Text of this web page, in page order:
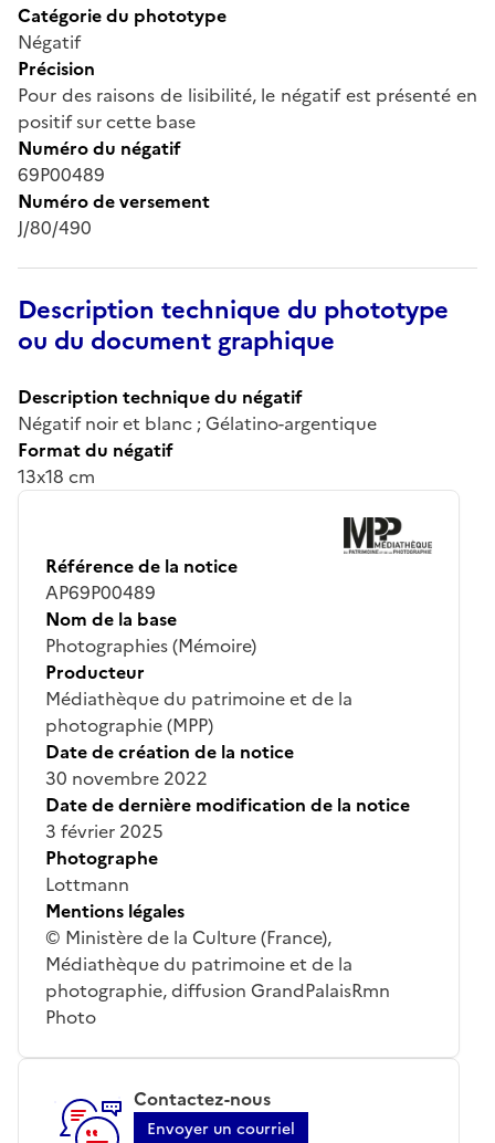
Catégorie du phototype
Négatif
Précision
Pour des raisons de lisibilité, le négatif est présenté en
positif sur cette base
Numéro du négatif
69P00489
Numéro de versement
J/80/490
Description technique du phototype
ou du document graphique
Description technique du négatif
Négatif noir et blanc ; Gélatino-argentique
Format du négatif
13x18 cm
Référence de la notice
AP69P00489
Nom de la base
Photographies (Mémoire)
Producteur
Médiathèque du patrimoine et de la
photographie (MPP)
Date de création de la notice
30 novembre 2022
Date de dernière modification de la notice
3 février 2025
Photographe
Lottmann
Mentions légales
© Ministère de la Culture (France),
Médiathèque du patrimoine et de la
photographie, diffusion GrandPalaisRmn
Photo
Contactez-nous
Envoyer un courriel